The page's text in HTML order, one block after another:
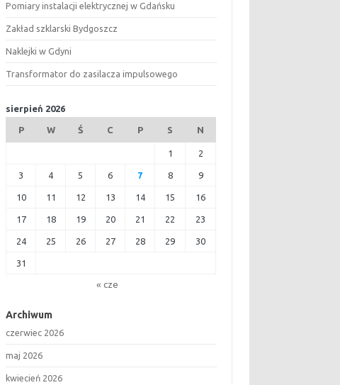
Pomiary instalacji elektrycznej w Gdańsku
Zakład szklarski Bydgoszcz
Naklejki w Gdyni
Transformator do zasilacza impulsowego
sierpień 2026
P W Ś C P S N
1 2
3 4 5 6 7 8 9
10 11 12 13 14 15 16
17 18 19 20 21 22 23
24 25 26 27 28 29 30
31
« cze
Archiwum
czerwiec 2026
maj 2026
kwiecień 2026